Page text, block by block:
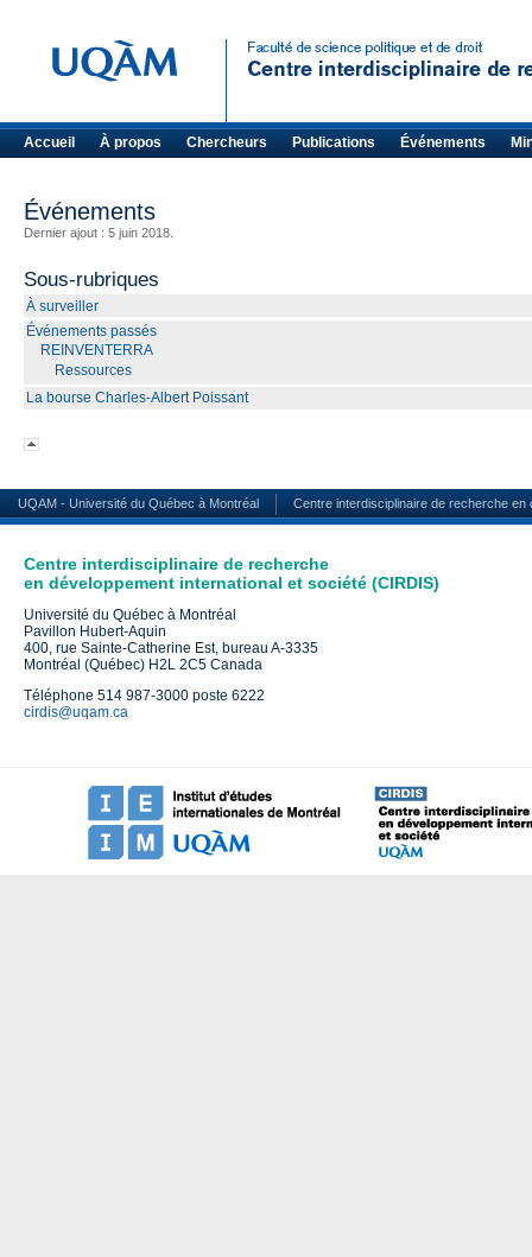
Accueil À propos Chercheurs Publications Événements
Événements
Dernier ajout : 5 juin 2018.
Sous-rubriques
À surveiller
Événements passés
REINVENTERRA
Ressources
La bourse Charles-Albert Poissant
UQAM - Université du Québec à Montréal Centre interdisciplinaire de recherche
Centre interdisciplinaire de recherche
en développement international et société (CIRDIS)
Université du Québec à Montréal
Pavillon Hubert-Aquin
400, rue Sainte-Catherine Est, bureau A-3335
Montréal (Québec) H2L 2C5 Canada
Téléphone 514 987-3000 poste 6222
cirdis@uqam.ca